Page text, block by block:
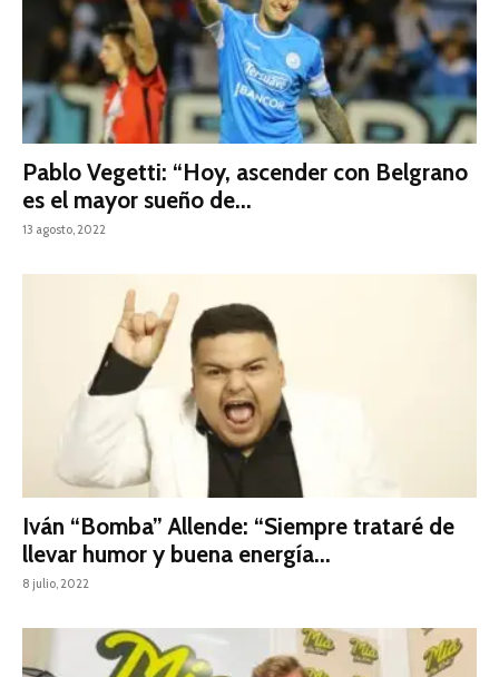
Pablo Vegetti: “Hoy, ascender con Belgrano
es el mayor sueño de...
13 agosto, 2022
Iván “Bomba” Allende: “Siempre trataré de
llevar humor y buena energía...
8 julio, 2022